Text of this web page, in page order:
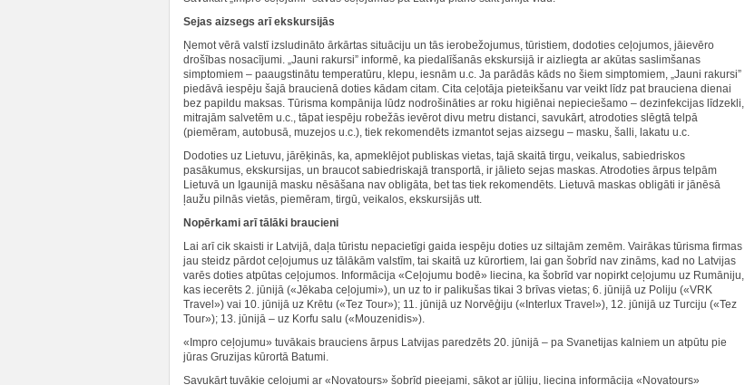
Sejas aizsegs arī ekskursijās
Ņemot vērā valstī izsludināto ārkārtas situāciju un tās ierobežojumus, tūristiem, dodoties ceļojumos, jāievēro
drošības nosacījumi. „Jauni rakursi” informē, ka piedalīšanās ekskursijā ir aizliegta ar akūtas saslimšanas
simptomiem – paaugstinātu temperatūru, klepu, iesnām u.c. Ja parādās kāds no šiem simptomiem, „Jauni rakursi”
piedāvā iespēju šajā braucienā doties kādam citam. Cita ceļotāja pieteikšanu var veikt līdz pat brauciena dienai
bez papildu maksas. Tūrisma kompānija lūdz nodrošināties ar roku higiēnai nepieciešamo – dezinfekcijas līdzekli,
mitrajām salvetēm u.c., tāpat iespēju robežās ievērot divu metru distanci, savukārt, atrodoties slēgtā telpā
(piemēram, autobusā, muzejos u.c.), tiek rekomendēts izmantot sejas aizsegu – masku, šalli, lakatu u.c.
Dodoties uz Lietuvu, jārēķinās, ka, apmeklējot publiskas vietas, tajā skaitā tirgu, veikalus, sabiedriskos
pasākumus, ekskursijas, un braucot sabiedriskajā transportā, ir jālieto sejas maskas. Atrodoties ārpus telpām
Lietuvā un Igaunijā masku nēsāšana nav obligāta, bet tas tiek rekomendēts. Lietuvā maskas obligāti ir jānēsā
ļaužu pilnās vietās, piemēram, tirgū, veikalos, ekskursijās utt.
Nopērkami arī tālāki braucieni
Lai arī cik skaisti ir Latvijā, daļa tūristu nepacietīgi gaida iespēju doties uz siltajām zemēm. Vairākas tūrisma firmas
jau steidz pārdot ceļojumus uz tālākām valstīm, tai skaitā uz kūrortiem, lai gan šobrīd nav zināms, kad no Latvijas
varēs doties atpūtas ceļojumos. Informācija «Ceļojumu bodē» liecina, ka šobrīd var nopirkt ceļojumu uz Rumāniju,
kas iecerēts 2. jūnijā («Jēkaba ceļojumi»), un uz to ir palikušas tikai 3 brīvas vietas; 6. jūnijā uz Poliju («VRK
Travel») vai 10. jūnijā uz Krētu («Tez Tour»); 11. jūnijā uz Norvēģiju («Interlux Travel»), 12. jūnijā uz Turciju («Tez
Tour»); 13. jūnijā ‒ uz Korfu salu («Mouzenidis»).
«Impro ceļojumu» tuvākais brauciens ārpus Latvijas paredzēts 20. jūnijā ‒ pa Svanetijas kalniem un atpūtu pie
jūras Gruzijas kūrortā Batumi.
Savukārt tuvākie ceļojumi ar «Novatours» šobrīd pieejami, sākot ar jūliju, liecina informācija «Novatours»